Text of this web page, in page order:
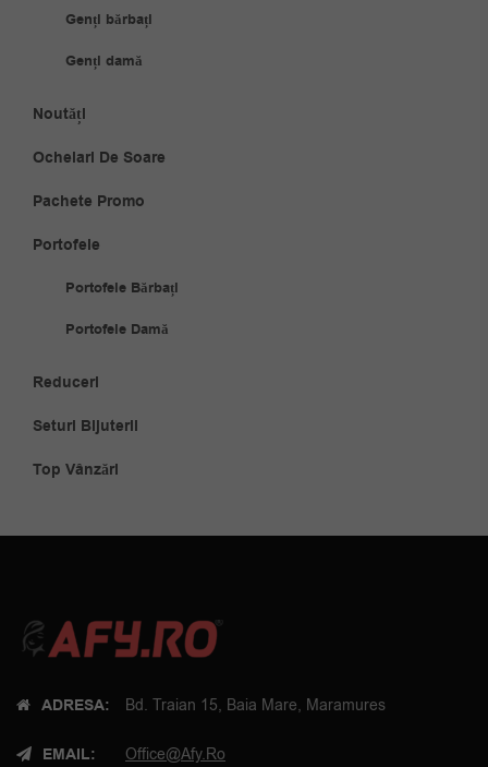
Genți bărbați
Genți damă
Noutăți
Ochelari De Soare
Pachete Promo
Portofele
Portofele Bărbați
Portofele Damă
Reduceri
Seturi Bijuterii
Top Vânzări
ADRESA: Bd. Traian 15, Baia Mare, Maramures
EMAIL: Office@afy.ro